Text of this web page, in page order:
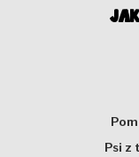
Psi z